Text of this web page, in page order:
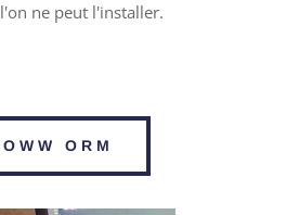
ne peut l'installer.
ORM